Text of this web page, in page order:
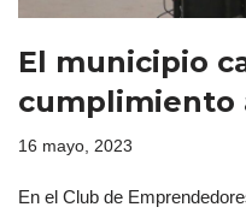
El municipio
cumplimiento
16 mayo, 2023
En el Club de